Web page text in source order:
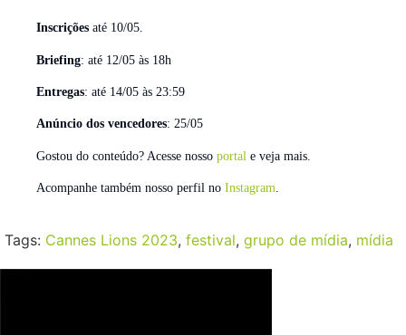
Inscrições até 10/05.
Briefing: até 12/05 às 18h
Entregas: até 14/05 às 23:59
Anúncio dos vencedores: 25/05
Gostou do conteúdo? Acesse nosso portal e veja mais.
Acompanhe também nosso perfil no Instagram.
Tags: Cannes Lions 2023, festival, grupo de mídia, mídia